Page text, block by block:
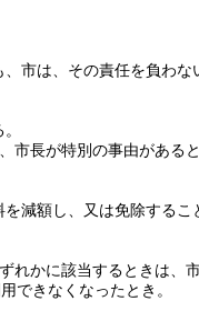
市は、その責任を負わな
市長が特別の事由がある
減額し、又は免除するこ
れかに該当するときは、
できなくなったとき。